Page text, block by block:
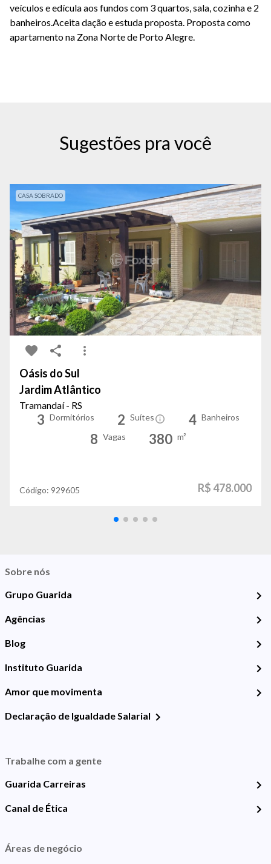
veículos e edícula aos fundos com 3 quartos, sala, cozinha e 2
banheiros.Aceita dação e estuda proposta. Proposta como
apartamento na Zona Norte de Porto Alegre.
Sugestões pra você
CASA SOBRADO
Oásis do Sul
Jardim Atlântico
Tramandaí - RS
3 Dormitórios 2 Suítes 4 Banheiros
8 Vagas 380 m²
Código: 929605 R$ 478.000
Sobre nós
Grupo Guarida
Agências
Blog
Instituto Guarida
Amor que movimenta
Declaração de Igualdade Salarial
Trabalhe com a gente
Guarida Carreiras
Canal de Ética
Áreas de negócio